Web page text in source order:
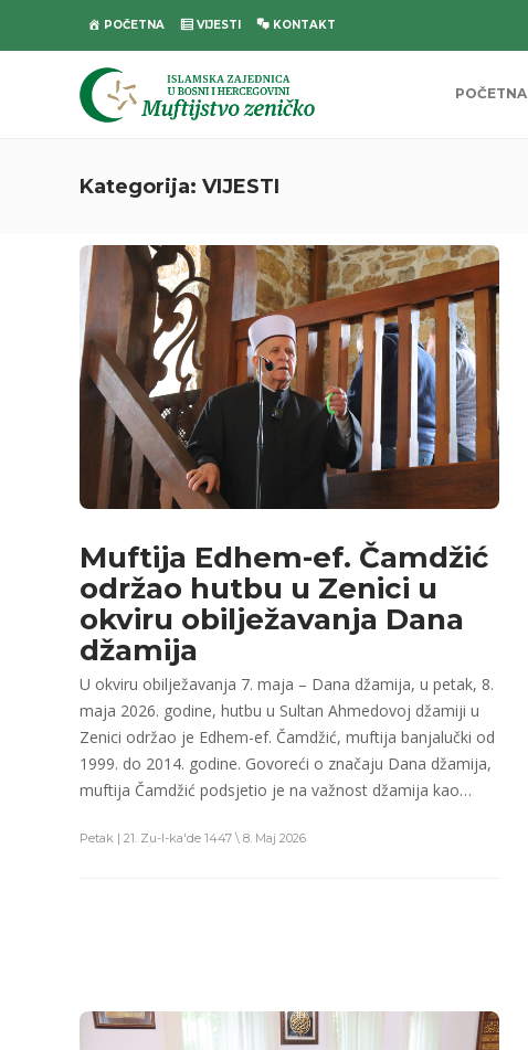
POČETNA VIJESTI KONTAKT
POČETNA
Kategorija: VIJESTI
Muftija Edhem-ef. Čamdžić
održao hutbu u Zenici u
okviru obilježavanja Dana
džamija
U okviru obilježavanja 7. maja – Dana džamija, u petak, 8.
maja 2026. godine, hutbu u Sultan Ahmedovoj džamiji u
Zenici održao je Edhem-ef. Čamdžić, muftija banjalučki od
1999. do 2014. godine. Govoreći o značaju Dana džamija,
muftija Čamdžić podsjetio je na važnost džamija kao…
Petak | 21. Zu-l-ka'de 1447 \ 8. Maj 2026